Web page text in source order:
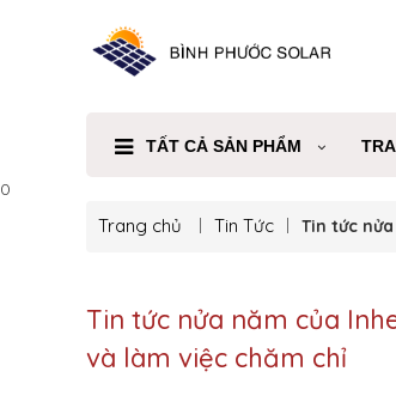
TẤT CẢ SẢN PHẨM
0
Trang chủ Tin Tức Tin tức
Tin tức nửa năm của
và làm việc chăm chỉ